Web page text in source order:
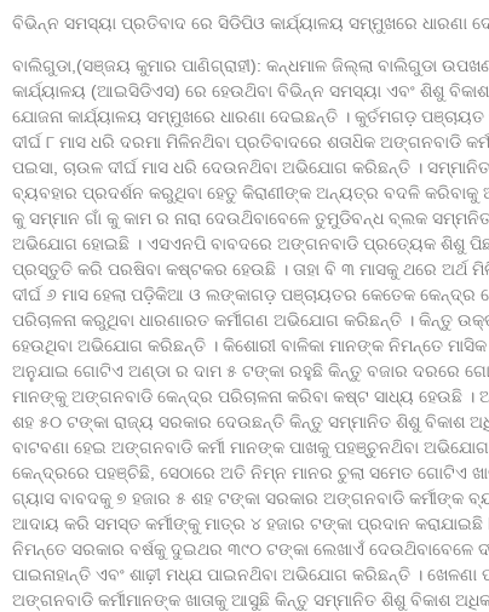
ବିଭିନ୍ନ ସମସ୍ୟା ପ୍ରତିବାଦ ରେ ସିଡିପିଓ କାର୍ଯ୍ୟାଳୟ ସମ୍ମୁଖରେ ଧାରଣା
ବାଲିଗୁଡା,(ସଞ୍ଜୟ କୁମାର ପାଣିଗ୍ରାହୀ): କନ୍ଧମାଳ ଜିଲ୍ଲା ବାଲିଗୁଡା
କାର୍ଯ୍ୟାଳୟ (ଆଇସିଡିଏସ) ରେ ହେଉଥ‌ିବା ବିଭିନ୍ନ ସମସ୍ୟା ଏବଂ ଶିଶୁ
ଯୋଜନା କାର୍ଯ୍ୟାଳୟ ସମ୍ମୁଖରେ ଧାରଣା ଦେଇଛନ୍ତି । କୁର୍ତମଗଡ଼
ଦୀର୍ଘ ୮ ମାସ ଧରି ଦରମା ମିଳିନଥ‌ିବା ପ୍ରତିବାଦରେ ଶତାଧ‌ିକ ଅଙ୍ଗନବାଡି
ପଇସା, ଚାଉଳ ଦୀର୍ଘ ମାସ ଧରି ଦେଉନଥ‌ିବା ଅଭିଯୋଗ କରିଛନ୍ତି ।
ବ୍ୟବହାର ପ୍ରଦର୍ଶନ କରୁଥିବା ହେତୁ କିରାଣୀଙ୍କ ଅନ୍ୟତ୍ର ବଦଳି କରିବାକୁ
କୁ ସମ୍ମାନ ଗାଁ କୁ କାମ ର ନାରା ଦେଉଥ‌ିବାବେଳେ ତୁମୁଡିବନ୍ଧ ବ୍ଲକ
ଅଭିଯୋଗ ହୋଇଛି । ଏସଏନପି ବାବଦରେ ଅଙ୍ଗନବାଡି ପ୍ରତ୍ୟେକ ଶିଶୁ
ପ୍ରସ୍ତୁତି କରି ପରଷିବା କଷ୍ଟକର ହେଉଛି । ତାହା ବି ୩ ମାସକୁ ଥରେ
ଦୀର୍ଘ ୬ ମାସ ହେଲା ପଡ଼ିକିଆ ଓ ଲଙ୍କାଗଡ଼ ପଞ୍ଚାୟତର କେତେକ କେନ୍ଦ୍ର
ପରିଚାଳନା କରୁଥିବା ଧାରଣାରତ କର୍ମୀଗଣ ଅଭିଯୋଗ କରିଛନ୍ତି । କିନ୍ତୁ
ହେଉଥିବା ଅଭିଯୋଗ କରିଛନ୍ତି । କିଶୋରୀ ବାଳିକା ମାନଙ୍କ ନିମନ୍ତେ
ଅନୁଯାଇ ଗୋଟିଏ ଅଣ୍ଡା ର ଦାମ ୫ ଟଙ୍କା ରହୁଛି କିନ୍ତୁ ବଜାର ଦରରେ
ମାନଙ୍କୁ ଅଙ୍ଗନବାଡି କେନ୍ଦ୍ର ପରିଚାଳନା କରିବା କଷ୍ଟ ସାଧ୍ୟ ହେଉଛି ।
ଶହ ୫୦ ଟଙ୍କା ରାଜ୍ୟ ସରକାର ଦେଉଛନ୍ତି କିନ୍ତୁ ସମ୍ମାନିତ ଶିଶୁ ବିକାଶ
ବାଟବଣା ହେଇ ଅଙ୍ଗନବାଡି କର୍ମୀ ମାନଙ୍କ ପାଖକୁ ପହଞ୍ଚୁନଥ‌ିବା
କେନ୍ଦ୍ରରେ ପହଞ୍ଚିଛି, ସେଠାରେ ଅତି ନିମ୍ନ ମାନର ଚୁଲା ସମେତ ଗୋଟିଏ
ଗ୍ୟାସ ବାବଦକୁ ୭ ହଜାର ୫ ଶହ ଟଙ୍କା ସରକାର ଅଙ୍ଗନବାଡି
ଆଦାୟ କରି ସମସ୍ତ କର୍ମୀଙ୍କୁ ମାତ୍ର ୪ ହଜାର ଟଙ୍କା ପ୍ରଦାନ
ନିମନ୍ତେ ସରକାର ବର୍ଷକୁ ଦୁଇଥର ୩୯୦ ଟଙ୍କା ଲେଖାଏଁ ଦେଉଥ‌ିବାବେଳେ
ପାଇନାହାନ୍ତି ଏବଂ ଶାଢ଼ୀ ମଧ୍ଯ ପାଇନଥ‌ିବା ଅଭିଯୋଗ କରିଛନ୍ତି ।
ଅଙ୍ଗନବାଡି କର୍ମୀମାନଙ୍କ ଖାତାକୁ ଆସୁଛି କିନ୍ତୁ ସମ୍ମାନିତ ଶିଶୁ ବିକାଶ